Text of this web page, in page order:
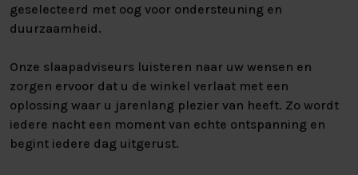
geselecteerd met oog voor ondersteuning en
duurzaamheid.
Onze slaapadviseurs luisteren naar uw wensen en
zorgen ervoor dat u de winkel verlaat met een
oplossing waar u jarenlang plezier van heeft. Zo wordt
iedere nacht een moment van echte ontspanning en
begint iedere dag uitgerust.